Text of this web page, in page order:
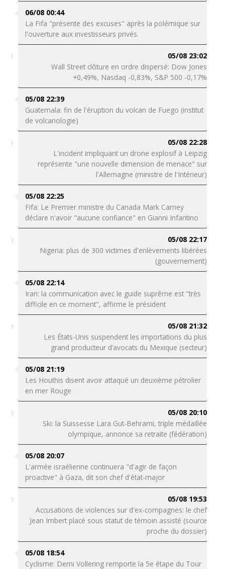
06/08 00:44
La Fifa "présente des excuses" après la polémique sur
l'ouverture aux investisseurs privés.
05/08 23:02
Wall Street clôture en ordre dispersé: Dow Jones
+0,49%, Nasdaq -0,83%, S&P 500 -0,17%
05/08 22:39
Guatemala: fin de l'éruption du volcan de Fuego (institut
de volcanologie)
05/08 22:28
L'incident impliquant un drone explosif à Leipzig
représente "une nouvelle dimension de menace" sur
l'Allemagne (ministre de l'Intérieur)
05/08 22:25
Fifa: Le Premier ministre du Canada Mark Carney
déclare n'avoir "aucune confiance" en Gianni Infantino
05/08 22:17
Nigeria: plus de 300 victimes d'enlèvements libérées
(gouvernement)
05/08 22:14
Iran: la communication avec le guide suprême est "très
difficile en ce moment", affirme le président
05/08 21:32
Les États-Unis suspendent les importations du plus
grand producteur d’avocats du Mexique (secteur)
05/08 21:19
Les Houthis disent avoir attaqué un deuxième pétrolier
en mer Rouge
05/08 20:10
Ski: la Suissesse Lara Gut-Behrami, triple médaillée
olympique, annonce sa retraite (fédération)
05/08 20:07
L'armée israélienne continuera "d'agir de façon
proactive" à Gaza, dit son chef d'état-major
05/08 19:53
Accusations de violences sur d'ex-compagnes: le chef
Jean Imbert placé sous statut de témoin assisté (source
proche du dossier)
05/08 18:54
Cyclisme: Demi Vollering remporte la 5e étape du Tour